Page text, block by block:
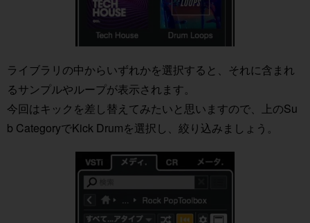
ライブラリの中からいずれかを選択すると、それに含まれ
るサンプルやループが表示されます。
今回はキックを差し替えてみたいと思いますので、上のSu
b CategoryでKick Drumを選択し、絞り込みましょう。